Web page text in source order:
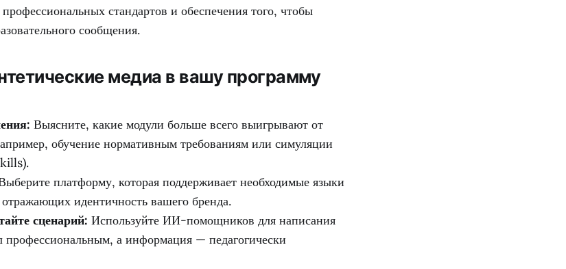
стандартов и обеспечения того, чтобы
сообщения.
медиа в вашу программу
Выясните, какие модули больше всего выигрывают от
обучение нормативным требованиям или симуляции
платформу, которая поддерживает необходимые языки
отражающих идентичность вашего бренда.
сценарий: Используйте ИИ-помощников для написания
профессиональным, а информация — педагогически